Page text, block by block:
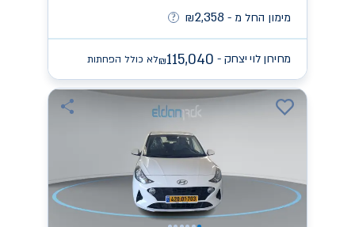
מימון החל מ -
₪2,358
מחירון לוי יצחק - ₪115,040 לא כולל הפחתות